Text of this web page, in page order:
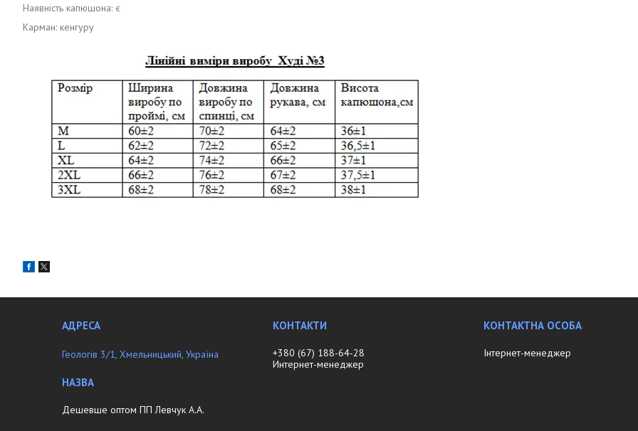
Наявність капюшона: є
Карман: кенгуру
Геологів 3/1, Хмельницький, Україна
Дешевше оптом ПП Левчук А.А.
+380 (67) 188-64-28
Интернет-менеджер
Інтернет-менеджер